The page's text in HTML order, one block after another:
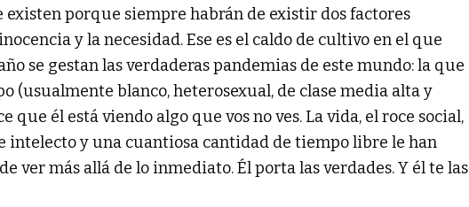
existen porque siempre habrán de existir dos factores
y la necesidad. Ese es el caldo de cultivo en el que
se gestan las verdaderas pandemias de este mundo: la que
(usualmente blanco, heterosexual, de clase media alta y
que él está viendo algo que vos no ves. La vida, el roce social,
intelecto y una cuantiosa cantidad de tiempo libre le han
ver más allá de lo inmediato. Él porta las verdades. Y él te las